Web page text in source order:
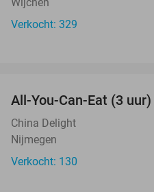
Wijchen
Verkocht: 329
All-You-Can-Eat (3
China Delight
Nijmegen
Verkocht: 130